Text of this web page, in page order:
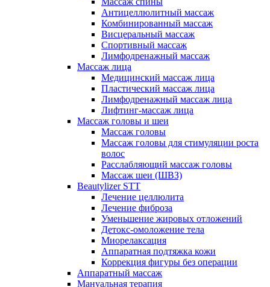
Антицеллюлитный массаж
Комбинированный массаж
Висцеральный массаж
Спортивный массаж
Лимфодренажный массаж
Массаж лица
Медицинский массаж лица
Пластический массаж лица
Лимфодренажный массаж лица
Лифтинг-массаж лица
Массаж головы и шеи
Массаж головы
Массаж головы для стимуляции роста
волос
Расслабляющий массаж головы
Массаж шеи (ШВЗ)
Beautylizer STT
Лечение целлюлита
Лечение фиброза
Уменьшение жировых отложений
Детокс-омоложение тела
Миорелаксация
Аппаратная подтяжка кожи
Коррекция фигуры без операции
Аппаратный массаж
Мануальная терапия